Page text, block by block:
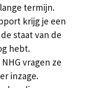
termijn.
krijg je een
staat van de
hebt.
vragen ze
inzage.